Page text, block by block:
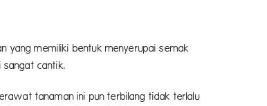
yang memiliki bentuk menyerupai semak
sangat cantik.
tanaman ini pun terbilang tidak terlalu